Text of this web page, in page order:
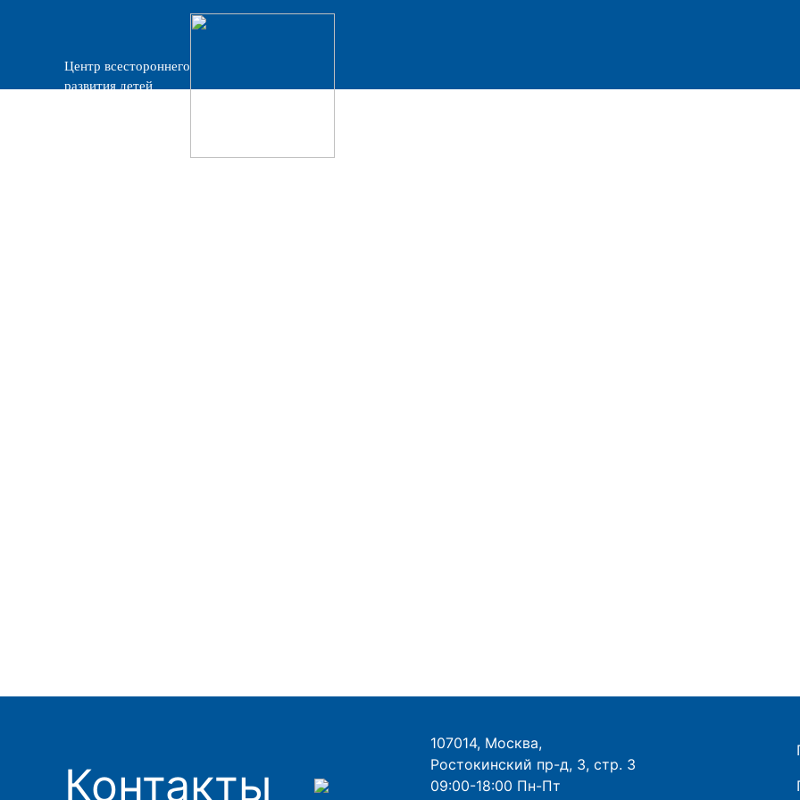
Центр всестороннего
развития детей
Контакты
107014, Москва,
Ростокинский пр-д, 3, стр. 3
09:00-18:00 Пн-Пт